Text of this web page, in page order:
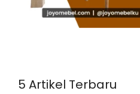
5 Artikel Terbaru